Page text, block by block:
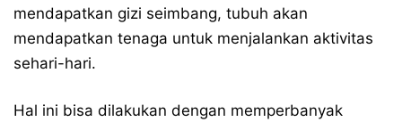
mendapatkan gizi seimbang, tubuh akan
mendapatkan tenaga untuk menjalankan aktivitas
sehari-hari.
Hal ini bisa dilakukan dengan memperbanyak